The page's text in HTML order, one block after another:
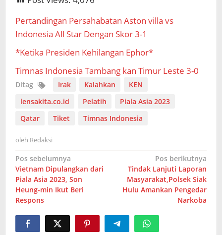
Pertandingan Persahabatan Aston villa vs
Indonesia All Star Dengan Skor 3-1
*Ketika Presiden Kehilangan Ephor*
Timnas Indonesia Tambang kan Timur Leste 3-0
Ditag Irak Kalahkan
KEN
lensakita.co.id
Pelatih
Piala Asia 2023
Qatar
Tiket Timnas Indonesia
oleh Redaksi
Navigasi
pos
Pos sebelumnya
Vietnam Dipulangkan dari
Piala Asia 2023, Son
Heung-min Ikut Beri
Respons
Pos berikutnya
Tindak Lanjuti Laporan
Masyarakat,Polsek Siak
Hulu Amankan Pengedar
Narkoba